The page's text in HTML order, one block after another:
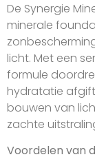
De Synergie
minerale
licht. Met een
formule
hydratatie
bouwen van
zachte
Voordelen van